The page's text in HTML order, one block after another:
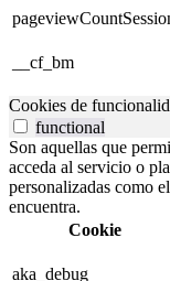
__cf_bm
Cookies de
functional
Son aquellas que
acceda al servicio o
personalizadas como
encuentra.
Cookie
aka_debug